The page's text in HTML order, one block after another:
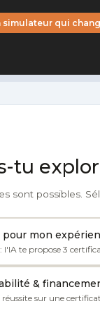
simulateur qui
tu
sont possibles.
pour mon
te propose 3
&
réussite sur une